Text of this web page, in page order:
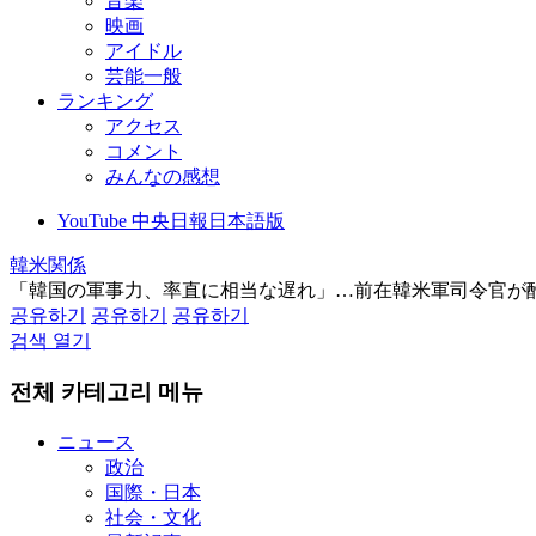
映画
アイドル
芸能一般
ランキング
アクセス
コメント
みんなの感想
YouTube 中央日報日本語版
韓米関係
「韓国の軍事力、率直に相当な遅れ」…前在韓米軍司令官が
공유하기
공유하기
공유하기
검색 열기
전체 카테고리 메뉴
ニュース
政治
国際・日本
社会・文化